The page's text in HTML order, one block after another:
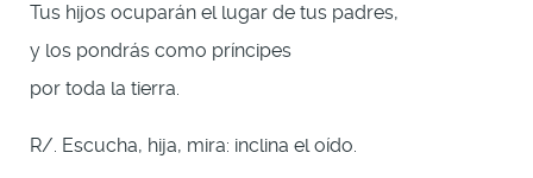
Tus hijos ocuparán el lugar de tus padres,
y los pondrás como príncipes
por toda la tierra.
R/. Escucha, hija, mira: inclina el oído.